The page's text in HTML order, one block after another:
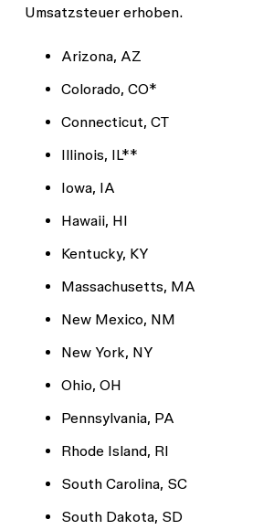
Umsatzsteuer erhoben.
Arizona, AZ
Colorado, CO*
Connecticut, CT
Illinois, IL**
Iowa, IA
Hawaii, HI
Kentucky, KY
Massachusetts, MA
New Mexico, NM
New York, NY
Ohio, OH
Pennsylvania, PA
Rhode Island, RI
South Carolina, SC
South Dakota, SD